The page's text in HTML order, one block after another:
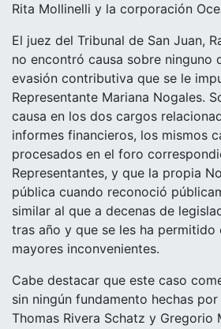
Rita Mollinelli y la corporación
El juez del Tribunal de San Juan,
no encontró causa sobre ninguno
evasión contributiva que se le
Representante Mariana Nogales.
causa en los dos cargos
informes financieros, los mismos
procesados en el foro
Representantes, y que la propia
pública cuando reconoció
similar al que a decenas de
tras año y que se les ha permitido
mayores inconvenientes.
Cabe destacar que este caso
sin ningún fundamento hechas
Thomas Rivera Schatz y Gregorio